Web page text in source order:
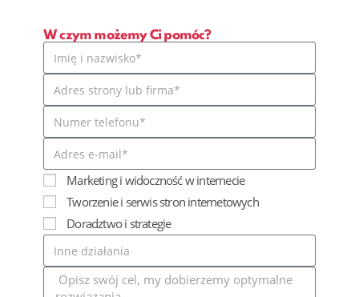
W czym możemy Ci pomóc?
Marketing i widoczność w internecie
Tworzenie i serwis stron internetowych
Doradztwo i strategie